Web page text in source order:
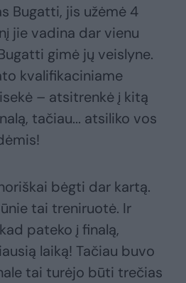
Bugatti, jis užėmė 4
jie vadina dar vienu
gimė jų veislyne.
kvalifikaciniame
– atsitrenkė į kitą
tačiau... atsiliko vos
bėgti dar kartą.
tai treniruotė. Ir
pateko į finalą,
laiką! Tačiau buvo
tai turėjo būti trečias